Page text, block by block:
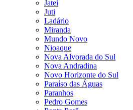
Jateí
Juti
Ladário
Miranda
Mundo Novo
Nioaque
Nova Alvorada do Sul
Nova Andradina
Novo Horizonte do Sul
Paraíso das Águas
Paranhos
Pedro Gomes